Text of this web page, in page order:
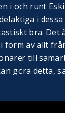
i och runt
i
bra. Det
form av allt
till
göra detta,